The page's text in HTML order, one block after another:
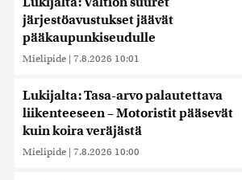
järjestöavustukset jäävät
pääkaupunkiseudulle
Mielipide | 7.8.2026 10:01
Lukijalta: Tasa-arvo palautettava
liikenteeseen – Motoristit pääsevät
kuin koira veräjästä
Mielipide | 7.8.2026 10:00